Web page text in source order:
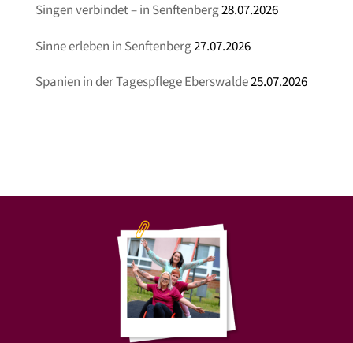
Singen verbindet – in Senftenberg28.07.2026
Sinne erleben in Senftenberg27.07.2026
Spanien in der Tagespflege Eberswalde25.07.2026